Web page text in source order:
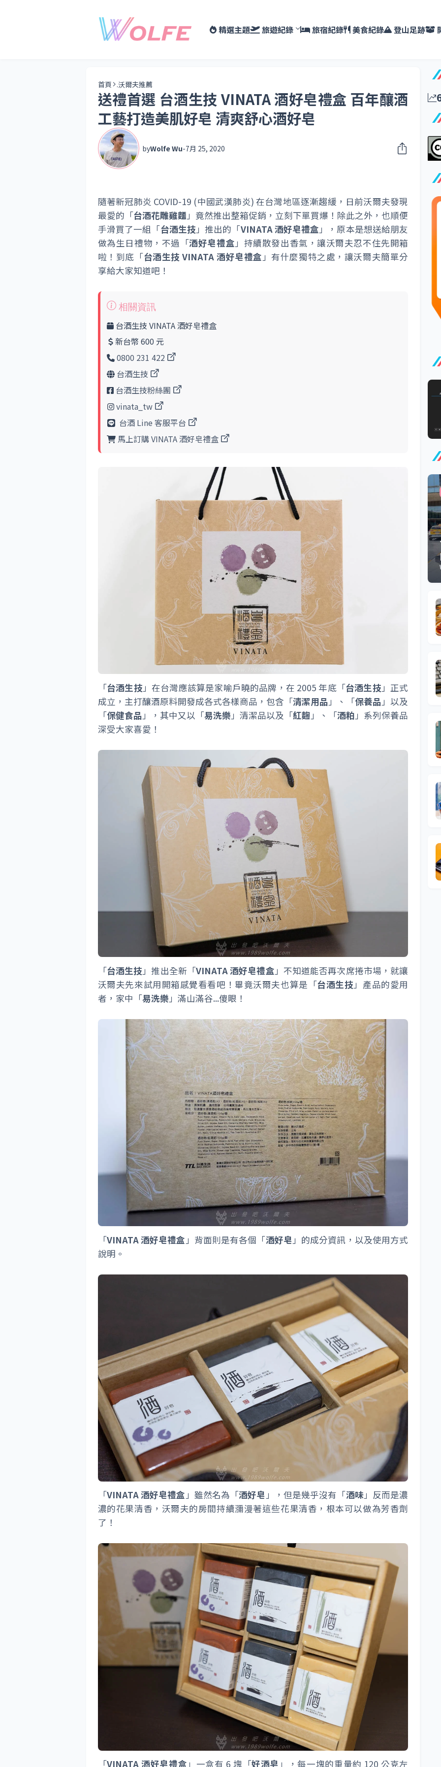
精選主題 旅遊紀錄 旅宿紀錄 美食紀錄 登山足跡
首頁 .沃爾夫推薦
送禮首選 台酒生技 VINATA 酒好皂禮盒 百年釀酒
工藝打造美肌好皂 清爽舒心酒好皂
byWolfe Wu-7月 25, 2020
隨著新冠肺炎 COVID-19 (中國武漢肺炎) 在台灣地區逐漸趨緩，日前沃爾夫發現
最愛的「台酒花雕雞麵」竟然推出整箱促銷，立刻下單買爆！除此之外，也順便
手滑買了一組「台酒生技」推出的「VINATA 酒好皂禮盒」，原本是想送給朋友
做為生日禮物，不過「酒好皂禮盒」持續散發出香氣，讓沃爾夫忍不住先開箱
啦！到底「台酒生技 VINATA 酒好皂禮盒」有什麼獨特之處，讓沃爾夫簡單分
享給大家知道吧！
台酒生技 VINATA 酒好皂禮盒
新台幣 600 元
0800 231 422
台酒生技
台酒生技粉絲團
vinata_tw
台酒 Line 客服平台
馬上訂購 VINATA 酒好皂禮盒
「台酒生技 」在台灣應該算是家喻戶曉的品牌，在 2005 年底「台酒生技 」正式
成立，主打釀酒原料開發成各式各樣商品，包含「清潔用品 」、「保養品 」以及
「保健食品 」，其中又以「易洗樂 」清潔品以及「紅麴 」、「酒粕 」系列保養品
深受大家喜愛！
「台酒生技 」推出全新「VINATA 酒好皂禮盒 」不知道能否再次席捲市場，就讓
沃爾夫先來試用開箱感覺看看吧！畢竟沃爾夫也算是「台酒生技 」產品的愛用
者，家中「易洗樂 」滿山滿谷...傻眼！
「VINATA 酒好皂禮盒 」背面則是有各個「酒好皂 」的成分資訊，以及使用方式
說明。
「VINATA 酒好皂禮盒」雖然名為「酒好皂」，但是幾乎沒有「酒味」反而是濃
濃的花果清香，沃爾夫的房間持續瀰漫著這些花果清香，根本可以做為芳香劑
了！
「VINATA 酒好皂禮盒 」一盒有 6 塊「好酒皂 」，每一塊的重量約 120 公克左